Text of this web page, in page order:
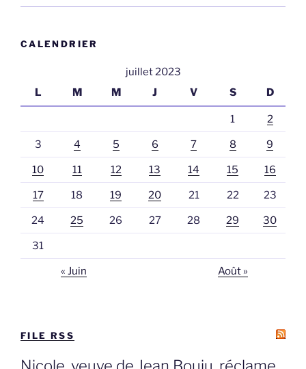
CALENDRIER
juillet 2023
L
M M J V S D
1 2
3 4 5 6 7 8 9
10 11 12 13 14 15 16
17 18 19 20 21 22 23
24 25 26 27 28 29 30
31
« Juin Août »
FILE RSS
Nicole, veuve de Jean Bouju, réclame